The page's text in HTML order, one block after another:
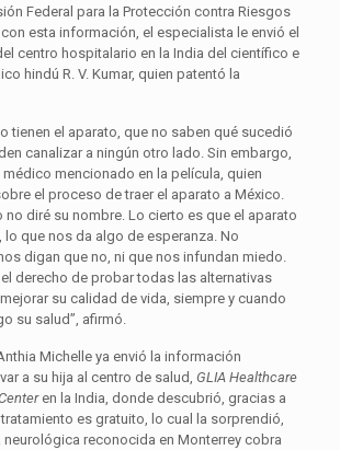
Federal para la Protección contra Riesgos
esta información, el especialista le envió el
centro hospitalario en la India del científico e
hindú R. V. Kumar, quien patentó la
tienen el aparato, que no saben qué sucedió
canalizar a ningún otro lado. Sin embargo,
médico mencionado en la película, quien
el proceso de traer el aparato a México.
no diré su nombre. Lo cierto es que el aparato
lo que nos da algo de esperanza. No
digan que no, ni que nos infundan miedo.
derecho de probar todas las alternativas
su calidad de vida, siempre y cuando
su salud”, afirmó.
Michelle ya envió la información
a su hija al centro de salud, GLIA Healthcare
en la India, donde descubrió, gracias a
tratamiento es gratuito, lo cual la sorprendió,
neurológica reconocida en Monterrey cobra